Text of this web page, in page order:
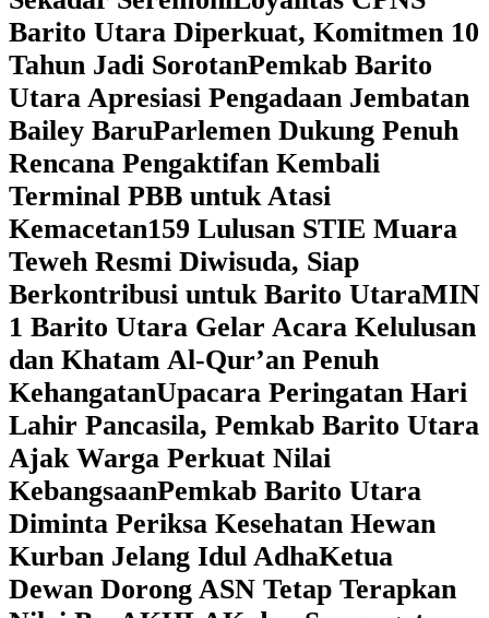
Barito Utara Diperkuat, Komitmen 10
Tahun Jadi SorotanPemkab Barito
Utara Apresiasi Pengadaan Jembatan
Bailey BaruParlemen Dukung Penuh
Rencana Pengaktifan Kembali
Terminal PBB untuk Atasi
Kemacetan159 Lulusan STIE Muara
Teweh Resmi Diwisuda, Siap
Berkontribusi untuk Barito UtaraMIN
1 Barito Utara Gelar Acara Kelulusan
dan Khatam Al-Qur’an Penuh
KehangatanUpacara Peringatan Hari
Lahir Pancasila, Pemkab Barito Utara
Ajak Warga Perkuat Nilai
KebangsaanPemkab Barito Utara
Diminta Periksa Kesehatan Hewan
Kurban Jelang Idul AdhaKetua
Dewan Dorong ASN Tetap Terapkan